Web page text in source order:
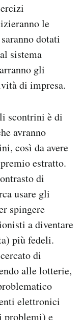
le
dotati
sistema
gli
di impresa.
scontrini è di
avranno
così da avere
estratto.
di
usare gli
spingere
a diventare
più fedeli.
di
alle lotterie,
elettronici
problemi) e